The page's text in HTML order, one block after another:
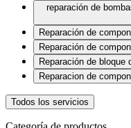
reparación de
Reparación de
Reparación de
Reparación de bloque
Reparacion de
Todos los servicios